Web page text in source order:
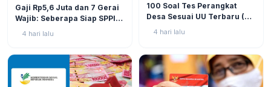
Gaji Rp5,6 Juta dan 7 Gerai
Wajib: Seberapa Siap SPPI
4 hari lalu
100 Soal Tes Perangkat
Desa Sesuai UU Terbaru (UU
4 hari lalu